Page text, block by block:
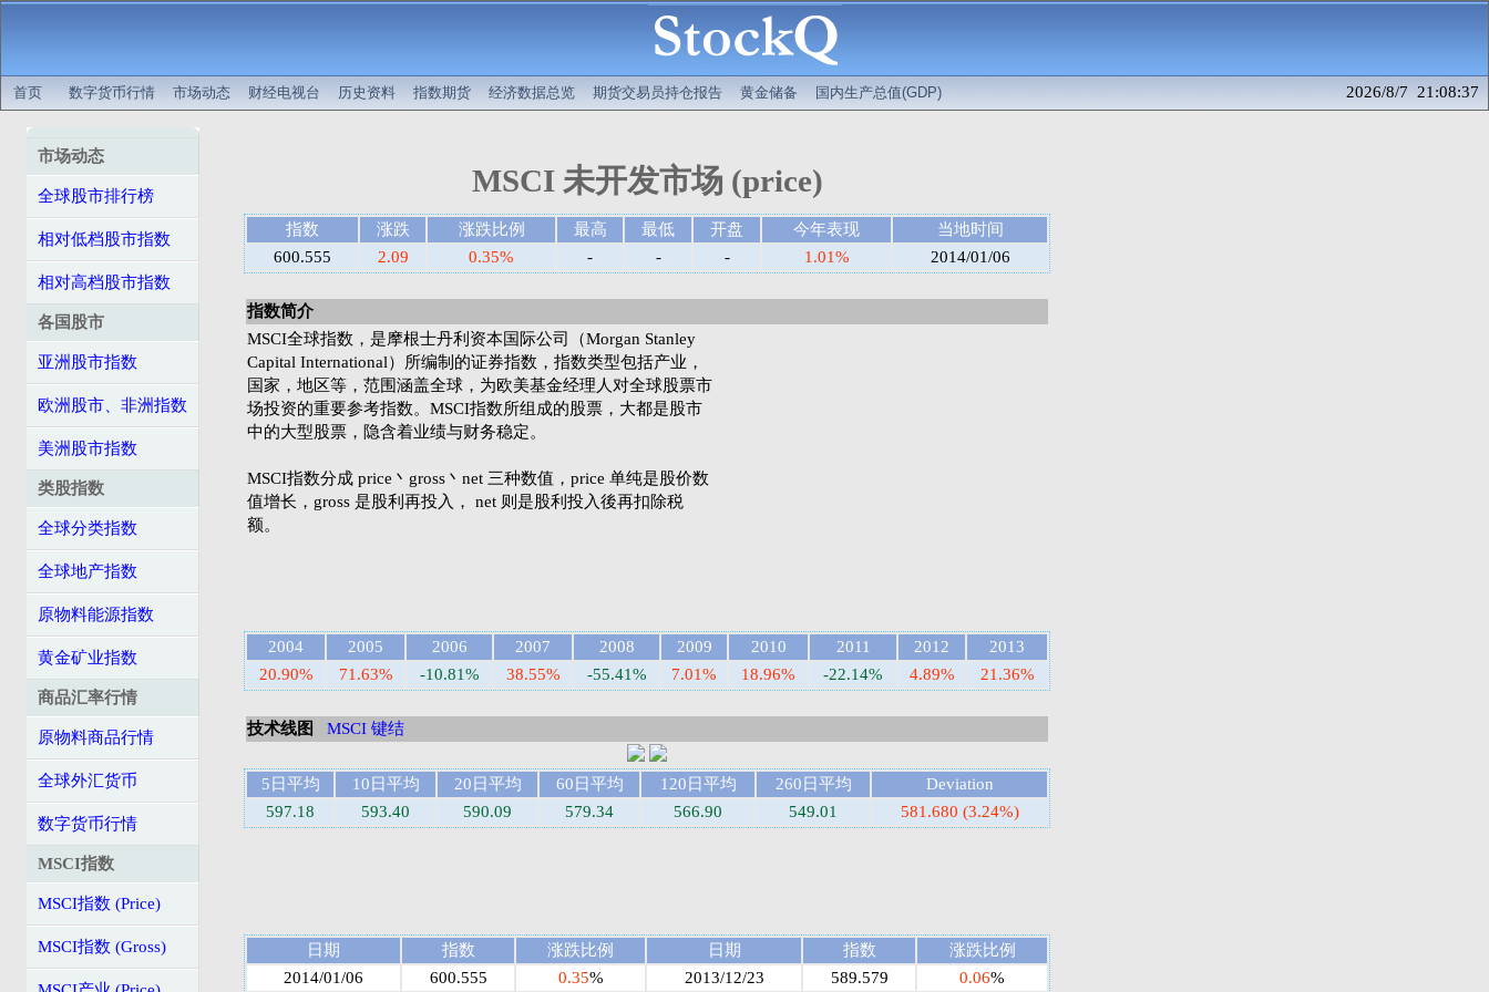
首页 数字货币行情 市场动态 财经电视台 历史资料 指数期货 经济数据总览 期货交易员持仓报告 黄金储备 国内生产总值(GDP) 2026/8/7 21:08:37
市场动态
全球股市排行榜
相对低档股市指数
相对高档股市指数
各国股市
亚洲股市指数
欧洲股市、非洲指数
美洲股市指数
类股指数
全球分类指数
全球地产指数
原物料能源指数
黄金矿业指数
商品汇率行情
原物料商品行情
全球外汇货币
数字货币行情
MSCI指数
MSCI指数 (Price)
MSCI指数 (Gross)
MSCI 未开发市场 (price)
指数 涨跌 涨跌比例 最高 最低 开盘 今年表现
当地时间
600.555
2.09 0.35% - - - 1.01% 2014/01/06
指数简介
MSCI全球指数，是摩根士丹利资本国际公司（Morgan Stanley
Capital International）所编制的证券指数，指数类型包括产业，
国家，地区等，范围涵盖全球，为欧美基金经理人对全球股票市
场投资的重要参考指数。MSCI指数所组成的股票，大都是股市
中的大型股票，隐含着业绩与财务稳定。
MSCI指数分成 price丶gross丶net 三种数值，price 单纯是股价数
值增长，gross 是股利再投入， net 则是股利投入後再扣除税
额。
2004 2005 2006 2007 2008 2009 2010 2011 2012
2013
20.90%
71.63% -10.81% 38.55% -55.41% 7.01% 18.96% -22.14% 4.89% 21.36%
技术线图 MSCI 键结
5日平均 10日平均 20日平均 60日平均 120日平均 260日平均
Deviation
597.18
593.40 590.09 579.34 566.90 549.01 581.680 (3.24%)
日期 指数 涨跌比例 日期 指数
涨跌比例
2014/01/06
600.555 0.35% 2013/12/23 589.579 0.06%